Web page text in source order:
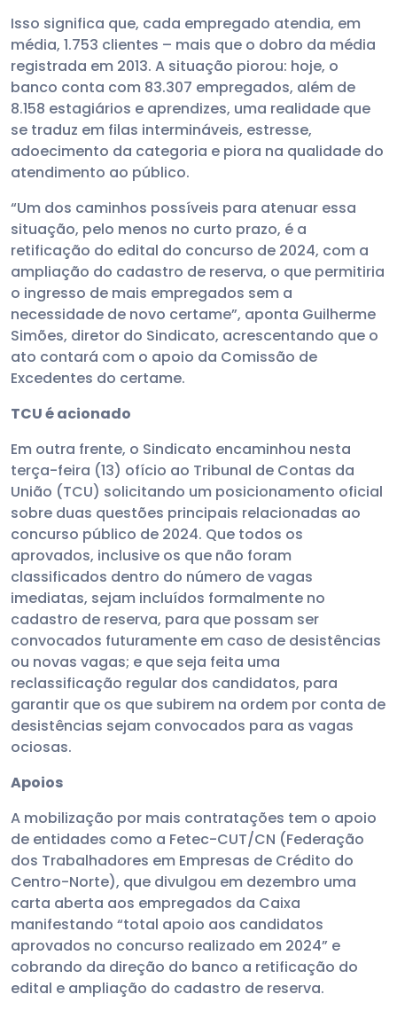
Isso significa que, cada empregado atendia, em
média, 1.753 clientes – mais que o dobro da média
registrada em 2013. A situação piorou: hoje, o
banco conta com 83.307 empregados, além de
8.158 estagiários e aprendizes, uma realidade que
se traduz em filas intermináveis, estresse,
adoecimento da categoria e piora na qualidade do
atendimento ao público.
“Um dos caminhos possíveis para atenuar essa
situação, pelo menos no curto prazo, é a
retificação do edital do concurso de 2024, com a
ampliação do cadastro de reserva, o que permitiria
o ingresso de mais empregados sem a
necessidade de novo certame”, aponta Guilherme
Simões, diretor do Sindicato, acrescentando que o
ato contará com o apoio da Comissão de
Excedentes do certame.
TCU é acionado
Em outra frente, o Sindicato encaminhou nesta
terça-feira (13) ofício ao Tribunal de Contas da
União (TCU) solicitando um posicionamento oficial
sobre duas questões principais relacionadas ao
concurso público de 2024. Que todos os
aprovados, inclusive os que não foram
classificados dentro do número de vagas
imediatas, sejam incluídos formalmente no
cadastro de reserva, para que possam ser
convocados futuramente em caso de desistências
ou novas vagas; e que seja feita uma
reclassificação regular dos candidatos, para
garantir que os que subirem na ordem por conta de
desistências sejam convocados para as vagas
ociosas.
Apoios
A mobilização por mais contratações tem o apoio
de entidades como a Fetec-CUT/CN (Federação
dos Trabalhadores em Empresas de Crédito do
Centro-Norte), que divulgou em dezembro uma
carta aberta aos empregados da Caixa
manifestando “total apoio aos candidatos
aprovados no concurso realizado em 2024” e
cobrando da direção do banco a retificação do
edital e ampliação do cadastro de reserva.